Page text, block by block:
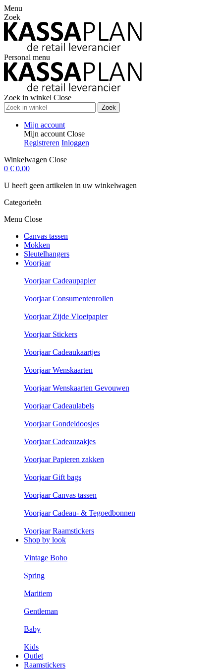
Menu
Zoek
Personal menu
Zoek in winkel Close
Zoek
Mijn account
Mijn account Close
Registreren Inloggen
Winkelwagen Close
0 € 0,00
U heeft geen artikelen in uw winkelwagen
Categorieën
Menu Close
Canvas tassen
Mokken
Sleutelhangers
Voorjaar
Voorjaar Cadeaupapier
Voorjaar Consumentenrollen
Voorjaar Zijde Vloeipapier
Voorjaar Stickers
Voorjaar Cadeaukaartjes
Voorjaar Wenskaarten
Voorjaar Wenskaarten Gevouwen
Voorjaar Cadeaulabels
Voorjaar Gondeldoosjes
Voorjaar Cadeauzakjes
Voorjaar Papieren zakken
Voorjaar Gift bags
Voorjaar Canvas tassen
Voorjaar Cadeau- & Tegoedbonnen
Voorjaar Raamstickers
Shop by look
Vintage Boho
Spring
Maritiem
Gentleman
Baby
Kids
Outlet
Raamstickers